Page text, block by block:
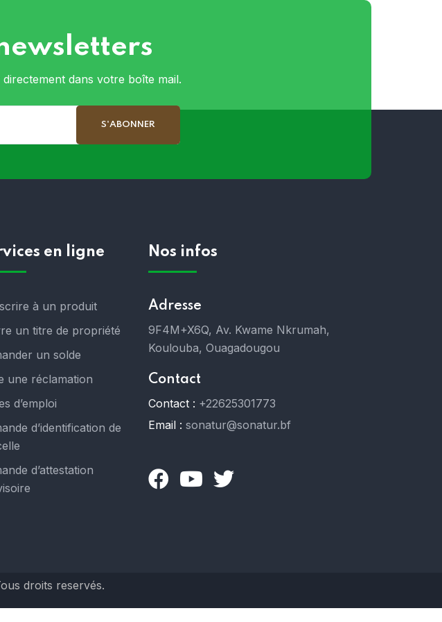
dans votre boîte mail.
en ligne
à un produit
un titre de propriété
un solde
une réclamation
d’emploi
d’identification de
d’attestation
Nos infos
Adresse
9F4M+X6Q, Av. Kwame Nkrumah,
Koulouba, Ouagadougou
Contact
Contact : +22625301773
Email : sonatur@sonatur.bf
droits reservés.